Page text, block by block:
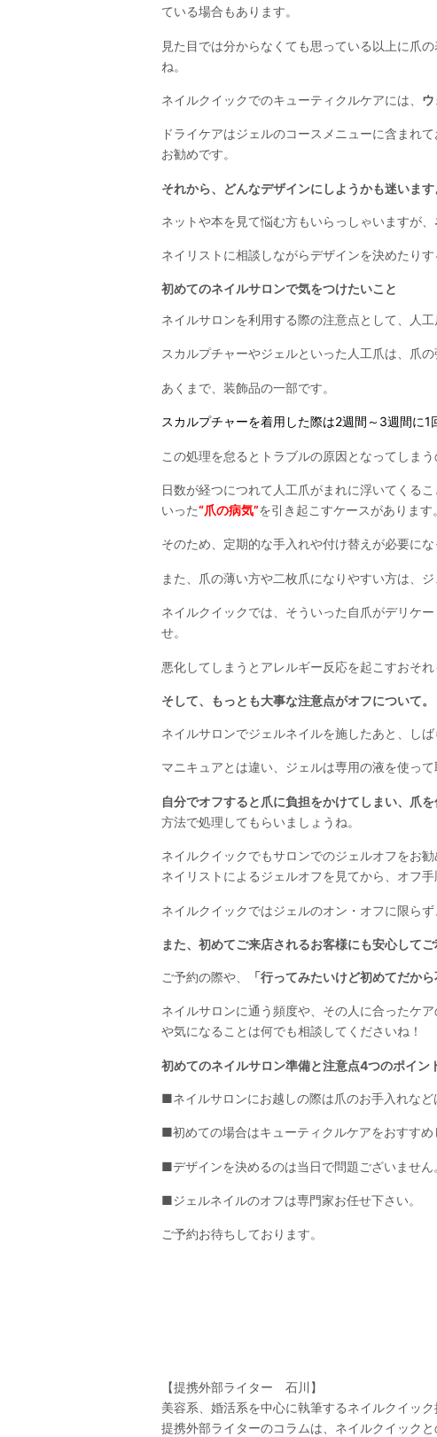
ている場合もあります。
見た目では分からなくても思っている以上に爪
ね。
ネイルクイックでのキューティクルケアには、
ドライケアはジェルのコースメニューに含まれ
お勧めです。
それから、どんなデザインにしようかも迷います
ネットや本を見て悩む方もいらっしゃいますが、
ネイリストに相談しながらデザインを決めたり
初めてのネイルサロンで気をつけたいこと
ネイルサロンを利用する際の注意点として、人
スカルプチャーやジェルといった人工爪は、爪
あくまで、装飾品の一部です。
スカルプチャーを着用した際は2週間～3週間に
この処理を怠るとトラブルの原因となってしまう
日数が経つにつれて人工爪がまれに浮いてくる
いった“爪の病気”を引き起こすケースがあります。
そのため、定期的な手入れや付け替えが必要にな
また、爪の薄い方や二枚爪になりやすい方は、
ネイルクイックでは、そういった自爪がデリケ
せ。
悪化してしまうとアレルギー反応を起こすおそ
そして、もっとも大事な注意点がオフについて。
ネイルサロンでジェルネイルを施したあと、し
マニキュアとは違い、ジェルは専用の液を使って
自分でオフすると爪に負担をかけてしまい、爪
方法で処理してもらいましょうね。
ネイルクイックでもサロンでのジェルオフをお
ネイリストによるジェルオフを見てから、オフ
ネイルクイックではジェルのオン・オフに限ら
また、初めてご来店されるお客様にも安心して
ご予約の際や、 「行ってみたいけど初めてだから
ネイルサロンに通う頻度や、その人に合ったケ
や気になることは何でも相談してくださいね！
初めてのネイルサロン準備と注意点4つのポイン
■ネイルサロンにお越しの際は爪のお手入れなど
■初めての場合はキューティクルケアをおすすめ
■デザインを決めるのは当日で問題ございません
■ジェルネイルのオフは専門家お任せ下さい。
ご予約お待ちしております。
【提携外部ライター 石川】
美容系、婚活系を中心に執筆するネイルクイッ
提携外部ライターのコラムは、ネイルクイック